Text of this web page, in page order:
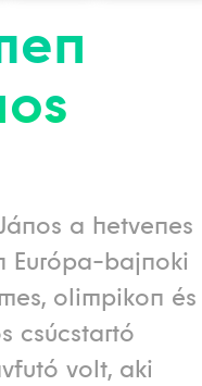
a hetvenes
Európa-bajnoki
olimpikon és
csúcstartó
volt, aki